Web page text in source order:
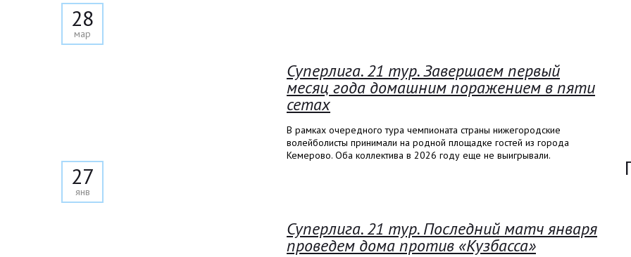
28
мар
27
янв
Суперлига. 21 тур. Завершаем первый
месяц года домашним поражением в пяти
сетах
В рамках очередного тура чемпионата страны нижегородские
волейболисты принимали на родной площадке гостей из города
Кемерово. Оба коллектива в 2026 году еще не выигрывали.
Суперлига. 21 тур. Последний матч января
проведем дома против «Кузбасса»